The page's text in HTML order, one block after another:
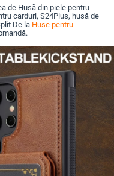
de Husă din piele pentru
carduri, S24Plus, husă de
De la Huse pentru